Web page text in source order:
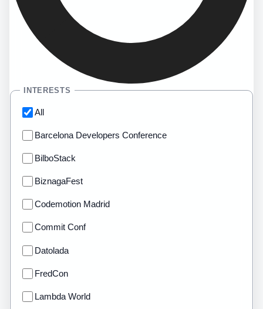
INTERESTS
All
Barcelona Developers Conference
BilboStack
BiznagaFest
Codemotion Madrid
Commit Conf
Datolada
FredCon
Lambda World